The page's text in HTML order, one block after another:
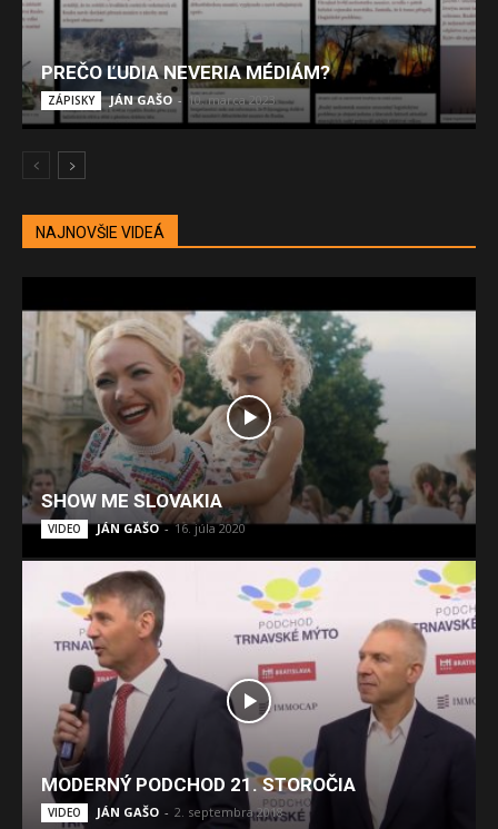
PREČO ĽUDIA NEVERIA MÉDIÁM?
ZÁPISKY JÁN GAŠO - 10. marca 2023
NAJNOVŠIE VIDEÁ
SHOW ME SLOVAKIA
VIDEO JÁN GAŠO - 16. júla 2020
MODERNÝ PODCHOD 21. STOROČIA
VIDEO JÁN GAŠO - 2. septembra 2018